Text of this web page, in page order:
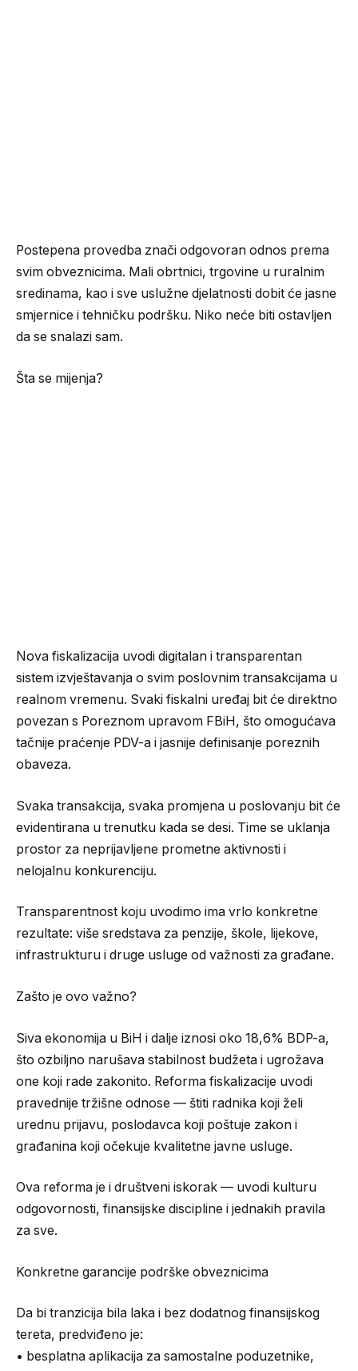
Postepena provedba znači odgovoran odnos prema
svim obveznicima. Mali obrtnici, trgovine u ruralnim
sredinama, kao i sve uslužne djelatnosti dobit će jasne
smjernice i tehničku podršku. Niko neće biti ostavljen
da se snalazi sam.
Šta se mijenja?
Nova fiskalizacija uvodi digitalan i transparentan
sistem izvještavanja o svim poslovnim transakcijama u
realnom vremenu. Svaki fiskalni uređaj bit će direktno
povezan s Poreznom upravom FBiH, što omogućava
tačnije praćenje PDV-a i jasnije definisanje poreznih
obaveza.
Svaka transakcija, svaka promjena u poslovanju bit će
evidentirana u trenutku kada se desi. Time se uklanja
prostor za neprijavljene prometne aktivnosti i
nelojalnu konkurenciju.
Transparentnost koju uvodimo ima vrlo konkretne
rezultate: više sredstava za penzije, škole, lijekove,
infrastrukturu i druge usluge od važnosti za građane.
Zašto je ovo važno?
Siva ekonomija u BiH i dalje iznosi oko 18,6% BDP-a,
što ozbiljno narušava stabilnost budžeta i ugrožava
one koji rade zakonito. Reforma fiskalizacije uvodi
pravednije tržišne odnose — štiti radnika koji želi
urednu prijavu, poslodavca koji poštuje zakon i
građanina koji očekuje kvalitetne javne usluge.
Ova reforma je i društveni iskorak — uvodi kulturu
odgovornosti, finansijske discipline i jednakih pravila
za sve.
Konkretne garancije podrške obveznicima
Da bi tranzicija bila laka i bez dodatnog finansijskog
tereta, predviđeno je:
• besplatna aplikacija za samostalne poduzetnike,